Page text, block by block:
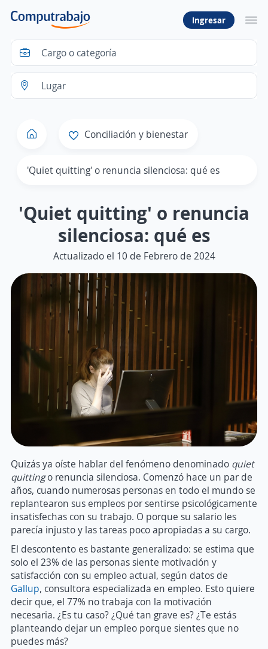
Ingresar
Conciliación y bienestar
'Quiet quitting' o renuncia silenciosa: qué es
'Quiet quitting' o renuncia
silenciosa: qué es
Actualizado el 10 de Febrero de 2024
Quizás ya oíste hablar del fenómeno denominado quiet
quittingo renuncia silenciosa. Comenzó hace un par de
años, cuando numerosas personas en todo el mundo se
replantearon sus empleos por sentirse psicológicamente
insatisfechas con su trabajo. O porque su salario les
parecía injusto y las tareas poco apropiadas a su cargo.
El descontento es bastante generalizado: se estima que
solo el 23% de las personas siente motivación y
satisfacción con su empleo actual, según datos de
Gallup, consultora especializada en empleo. Esto quiere
decir que, el 77% no trabaja con la motivación
necesaria. ¿Es tu caso? ¿Qué tan grave es? ¿Te estás
planteando dejar un empleo porque sientes que no
puedes más?